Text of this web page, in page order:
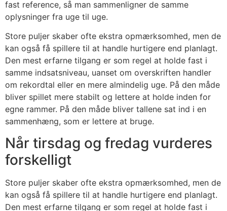
fast reference, så man sammenligner de samme
oplysninger fra uge til uge.
Store puljer skaber ofte ekstra opmærksomhed, men de
kan også få spillere til at handle hurtigere end planlagt.
Den mest erfarne tilgang er som regel at holde fast i
samme indsatsniveau, uanset om overskriften handler
om rekordtal eller en mere almindelig uge. På den måde
bliver spillet mere stabilt og lettere at holde inden for
egne rammer. På den måde bliver tallene sat ind i en
sammenhæng, som er lettere at bruge.
Når tirsdag og fredag vurderes
forskelligt
Store puljer skaber ofte ekstra opmærksomhed, men de
kan også få spillere til at handle hurtigere end planlagt.
Den mest erfarne tilgang er som regel at holde fast i